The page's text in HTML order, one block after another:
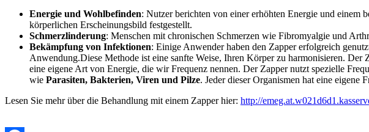
Energie und Wohlbefinden: Nutzer berichten von einer erhöhten Energie und einem
körperlichen Erscheinungsbild festgestellt​.
Schmerzlinderung: Menschen mit chronischen Schmerzen wie Fibromyalgie und
Bekämpfung von Infektionen: Einige Anwender haben den Zapper erfolgreich
Anwendung​​.Diese Methode ist eine sanfte Weise, Ihren Körper zu harmonisieren.
eine eigene Art von Energie, die wir Frequenz nennen. Der Zapper nutzt spezielle
wie Parasiten, Bakterien, Viren und Pilze. Jeder dieser Organismen hat eine eigene
Lesen Sie mehr über die Behandlung mit einem Zapper hier: http://